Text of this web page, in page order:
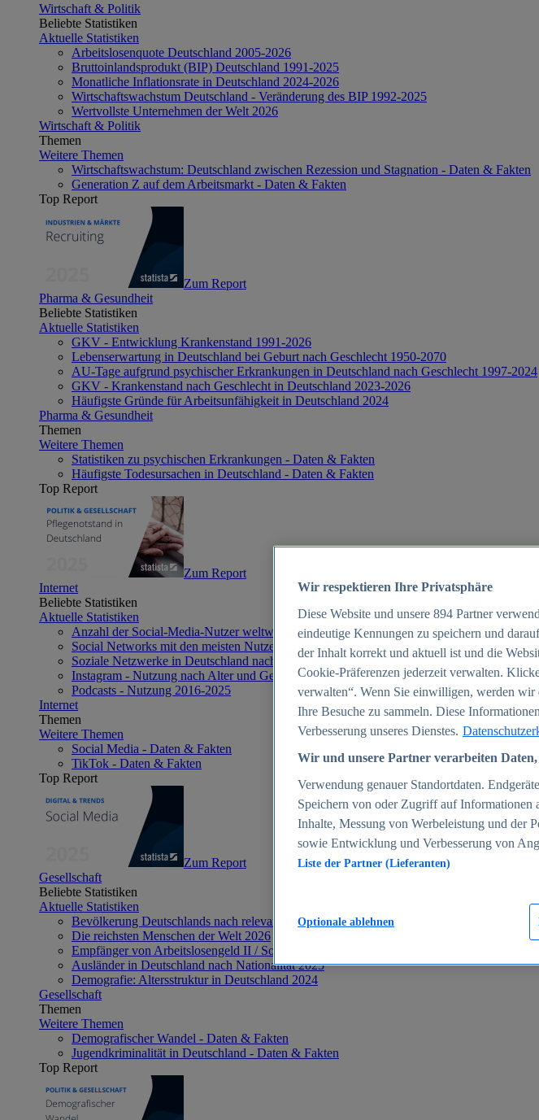
Wirtschaft & Politik
Beliebte Statistiken
Aktuelle Statistiken
Arbeitslosenquote Deutschland 2005-2026
Bruttoinlandsprodukt (BIP) Deutschland 1991-2025
Monatliche Inflationsrate in Deutschland 2024-2026
Wirtschaftswachstum Deutschland - Veränderung des BIP 1992-2025
Wertvollste Unternehmen der Welt 2026
Wirtschaft & Politik
Themen
Weitere Themen
Wirtschaftswachstum: Deutschland zwischen Rezession und Stagnation - Daten & Fakten
Generation Z auf dem Arbeitsmarkt - Daten & Fakten
Top Report
Zum Report
Pharma & Gesundheit
Beliebte Statistiken
Aktuelle Statistiken
GKV - Entwicklung Krankenstand 1991-2026
Lebenserwartung in Deutschland bei Geburt nach Geschlecht 1950-2070
AU-Tage aufgrund psychischer Erkrankungen in Deutschland nach Geschlecht 1997-2024
GKV - Krankenstand nach Geschlecht in Deutschland 2023-2026
Häufigste Gründe für Arbeitsunfähigkeit in Deutschland 2024
Pharma & Gesundheit
Themen
Weitere Themen
Statistiken zu psychischen Erkrankungen - Daten & Fakten
Häufigste Todesursachen in Deutschland - Daten & Fakten
Top Report
Zum Report
Internet
Beliebte Statistiken
Aktuelle Statistiken
Anzahl der Social-Media-Nutzer weltweit 2012-2025
Social Networks mit den meisten Nutzern weltweit 2025
Soziale Netzwerke in Deutschland nach Generationen 2025
Instagram - Nutzung nach Alter und Geschlecht in Deutschland 2025
Podcasts - Nutzung 2016-2025
Internet
Themen
Weitere Themen
Social Media - Daten & Fakten
TikTok - Daten & Fakten
Top Report
Zum Report
Gesellschaft
Beliebte Statistiken
Aktuelle Statistiken
Bevölkerung Deutschlands nach relevanten Altersgruppen 2024
Die reichsten Menschen der Welt 2026
Empfänger von Arbeitslosengeld II / Sozialgeld / Bürgergeld in Deutschland 2005-2025
Ausländer in Deutschland nach Nationalität 2025
Demografie: Altersstruktur in Deutschland 2024
Gesellschaft
Themen
Weitere Themen
Demografischer Wandel - Daten & Fakten
Jugendkriminalität in Deutschland - Daten & Fakten
Top Report
Wir respektieren Ihre Privatsphäre
Diese Website und unsere 894 Partner
eindeutige Kennungen zu speichern und
der Inhalt korrekt und aktuell ist und die
Cookie-Präferenzen jederzeit verwalten.
verwalten“. Wenn Sie einwilligen, werden
Ihre Besuche zu sammeln. Diese
Verbesserung unseres Dienstes.
Wir und unsere Partner verarbeiten Daten,
Verwendung genauer Standortdaten.
Speichern von oder Zugriff auf Informationen
Inhalte, Messung von Werbeleistung und der
sowie Entwicklung und Verbesserung von
Liste der Partner (Lieferanten)
Optionale ablehnen